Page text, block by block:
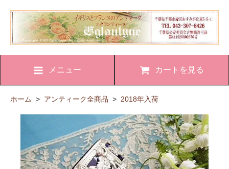
メニュー カートを見る
ホーム > アンティーク全商品 > 2018年入荷